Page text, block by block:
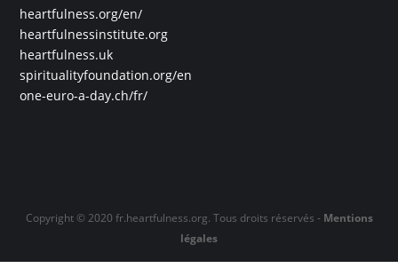
heartfulness.org/en/
heartfulnessinstitute.org
heartfulness.uk
spiritualityfoundation.org/en
one-euro-a-day.ch/fr/
Copyright © 2020 fr.heartfulness.org. Tous droits réservés - Mentions
légales